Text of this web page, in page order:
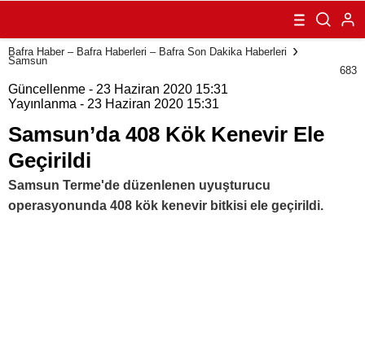
Geçirildi
Bafra Haber – Bafra Haberleri – Bafra Son Dakika Haberleri
Samsun
683
Güncellenme - 23 Haziran 2020 15:31
Yayınlanma - 23 Haziran 2020 15:31
Samsun’da 408 Kök Kenevir Ele
Geçirildi
Samsun Terme'de düzenlenen uyuşturucu
operasyonunda 408 kök kenevir bitkisi ele geçirildi.